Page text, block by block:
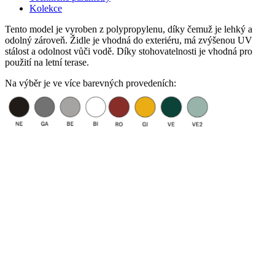
Kolekce
Tento model je vyroben z polypropylenu, díky čemuž je lehký a
odolný zároveň. Židle je vhodná do exteriéru, má zvýšenou UV
stálost a odolnost vůči vodě. Díky stohovatelnosti je vhodná pro
použití na letní terase.
Na výběr je ve více barevných provedeních: